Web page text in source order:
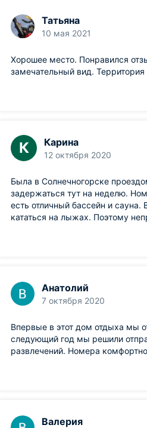
Татьяна
10 мая 2021
Хорошее место. Понравился
замечательный вид.
К Карина
12 октября 2020
Была в Солнечногорске
задержаться тут на неделю.
есть отличный бассейн и
кататься на лыжах. Поэтому
Анатолий
7 октября 2020
Впервые в этот дом отдыха мы
следующий год мы решили
развлечений. Номера
Валерия